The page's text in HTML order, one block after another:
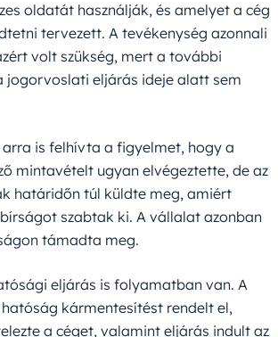
oldatát használják, és amelyet a cég
tervezett. A tevékenység azonnali
volt szükség, mert a további
jogorvoslati eljárás ideje alatt sem
is felhívta a figyelmet, hogy a
mintavételt ugyan elvégeztette, de az
határidőn túl küldte meg, amiért
szabtak ki. A vállalat azonban
támadta meg.
eljárás is folyamatban van. A
kármentesítést rendelt el,
a céget, valamint eljárás indult az